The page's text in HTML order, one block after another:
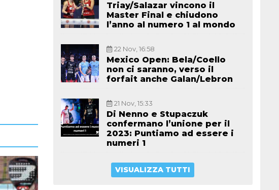
Triay/Salazar vincono il
Master Final e chiudono
l’anno al numero 1 al mondo
22 Nov, 16:58
Mexico Open: Bela/Coello
non ci saranno, verso il
forfait anche Galan/Lebron
21 Nov, 15:33
Di Nenno e Stupaczuk
confermano l’unione per il
2023: Puntiamo ad essere i
numeri 1
VISUALIZZA TUTTI